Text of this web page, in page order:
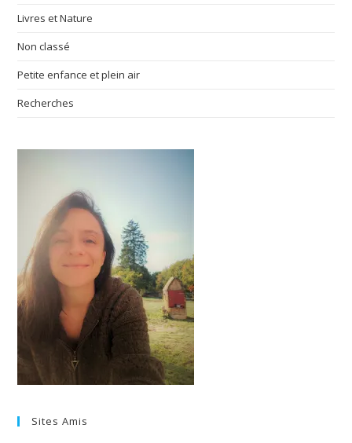
Livres et Nature
Non classé
Petite enfance et plein air
Recherches
Sites Amis